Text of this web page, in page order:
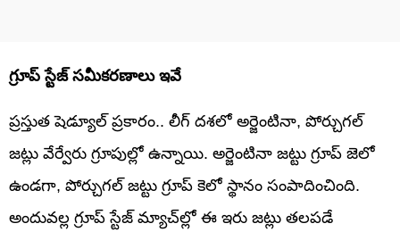
గ్రూప్ స్టేజ్ సమీకరణాలు ఇవే
ప్రస్తుత షెడ్యూల్ ప్రకారం.. లీగ్ దశలో అర్జెంటినా, పోర్చుగల్
జట్లు వేర్వేరు గ్రూపుల్లో ఉన్నాయి. అర్జెంటినా జట్టు గ్రూప్ జెలో
ఉండగా, పోర్చుగల్ జట్టు గ్రూప్ కెలో స్థానం సంపాదించింది.
అందువల్ల గ్రూప్ స్టేజ్ మ్యాచ్‌ల్లో ఈ ఇరు జట్లు తలపడే